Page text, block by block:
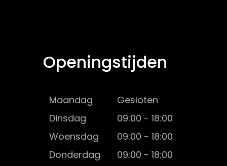
Openingstijden
Maandag
Gesloten
Dinsdag
09:00 - 18:00
Woensdag
09:00 - 18:00
Donderdag
09:00 - 18:00